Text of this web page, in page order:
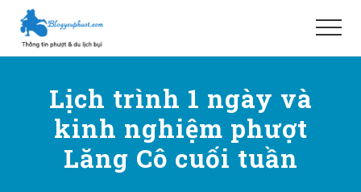
Menu
Skip
main
qua
primary
Hướng
phượt,
Menu
Lịch trình 1 ngày và
kinh nghiệm phượt
Lăng Cô cuối tuần